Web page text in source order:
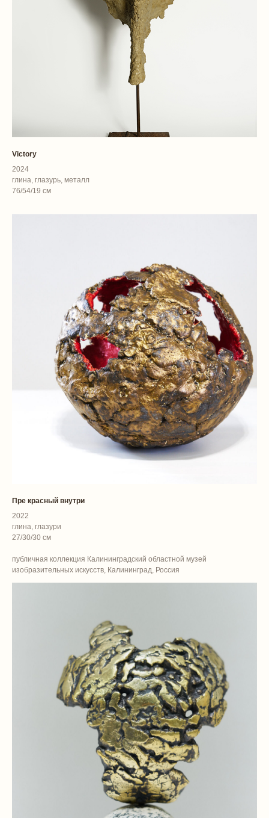
Victory
2024
глина, глазурь, металл
76/54/19 см
Пре красный внутри
2022
глина, глазури
27/30/30 см
публичная коллекция Калининградский областной музей
изобразительных искусств, Калининград, Россия